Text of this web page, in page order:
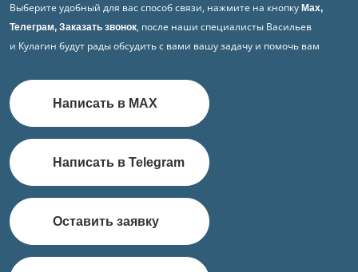
Выберите удобный для вас способ связи, нажмите на кнопку Max,
Телеграм, Заказать звонок, после наши специалисты Васильев
и Кулагин будут рады обсудить с вами вашу задачу и помочь вам
Написать в MAX
Написать в Telegram
Оставить заявку